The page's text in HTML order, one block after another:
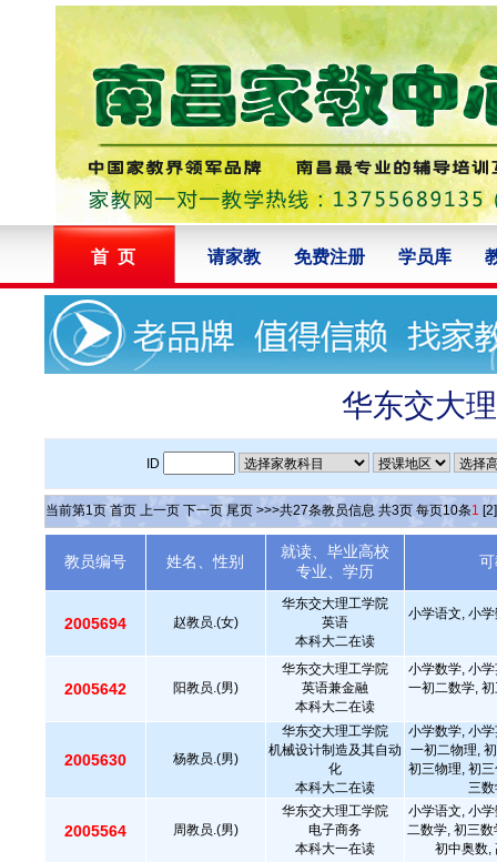
首 页 请家教 免费注册 学员库
华东交大
ID
当前第1页 首页 上一页 下一页 尾页 >>>共27条教员信息 共3页 每页10条1 [2]
教员编号 姓名、性别
就读、毕业高校
专业、学历
2005694 赵教员.(女)
华东交大理工学院
英语
本科大二在读
小学语文, 小
2005642 阳教员.(男)
华东交大理工学院
英语兼金融
本科大二在读
小学数学, 小
一初二数学,
2005630 杨教员.(男)
华东交大理工学院
机械设计制造及其自动
化
本科大二在读
小学数学, 小
一初二物理,
初三物理, 初
三
2005564 周教员.(男)
华东交大理工学院
电子商务
本科大一在读
小学语文, 小
二数学, 初三
初中奥数,